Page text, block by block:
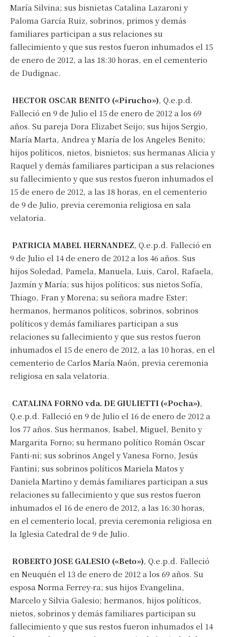
María Silvina; sus bisnietas Catalina Lazaroni y
Paloma García Ruiz, sobrinos, primos y demás
familiares participan a sus relaciones su
fallecimiento y que sus restos fueron inhumados el 15
de enero de 2012, a las 18:30 horas, en el cementerio
de Dudignac.
HECTOR OSCAR BENITO («Pirucho»), Q.e.p.d.
Falleció en 9 de Julio el 15 de enero de 2012 a los 69
años. Su pareja Dora Elizabet Seijo; sus hijos Sergio,
María Marta, Andrea y María de los Angeles Benito;
hijos políticos, nietos, bisnietos; sus hermanas Alicia y
Raquel y demás familiares participan a sus relaciones
su fallecimiento y que sus restos fueron inhumados el
15 de enero de 2012, a las 18 horas, en el cementerio
de 9 de Julio, previa ceremonia religiosa en sala
velatoria.
PATRICIA MABEL HERNANDEZ, Q.e.p.d. Falleció en
9 de Julio el 14 de enero de 2012 a los 46 años. Sus
hijos Soledad, Pamela, Manuela, Luis, Carol, Rafaela,
Jazmín y María; sus hijos políticos; sus nietos Sofía,
Thiago, Fran y Morena; su señora madre Ester;
hermanos, hermanos políticos, sobrinos, sobrinos
políticos y demás familiares participan a sus
relaciones su fallecimiento y que sus restos fueron
inhumados el 15 de enero de 2012, a las 10 horas, en el
cementerio de Carlos María Naón, previa ceremonia
religiosa en sala velatoria.
CATALINA FORNO vda. DE GIULIETTI («Pocha»),
Q.e.p.d. Falleció en 9 de Julio el 16 de enero de 2012 a
los 77 años. Sus hermanos, Isabel, Miguel, Benito y
Margarita Forno; su hermano político Román Oscar
Fanti-ni; sus sobrinos Angel y Vanesa Forno, Jesús
Fantini; sus sobrinos políticos Mariela Matos y
Daniela Martino y demás familiares participan a sus
relaciones su fallecimiento y que sus restos fueron
inhumados el 16 de enero de 2012, a las 16:30 horas,
en el cementerio local, previa ceremonia religiosa en
la Iglesia Catedral de 9 de Julio.
ROBERTO JOSE GALESIO («Beto»), Q.e.p.d. Falleció
en Neuquén el 13 de enero de 2012 a los 69 años. Su
esposa Norma Ferrey-ra; sus hijos Evangelina,
Marcelo y Silvia Galesio; hermanos, hijos políticos,
nietos, sobrinos y demás familiares participan su
fallecimiento y que sus restos fueron inhumados el 14